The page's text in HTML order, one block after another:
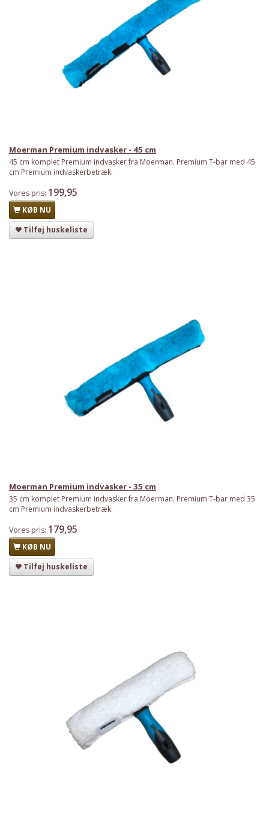
Moerman Premium indvasker - 45 cm
45 cm komplet Premium indvasker fra Moerman. Premium T-bar med 45
cm Premium indvaskerbetræk.
Vores pris: 199,95
KØB NU
Tilføj huskeliste
Moerman Premium indvasker - 35 cm
35 cm komplet Premium indvasker fra Moerman. Premium T-bar med 35
cm Premium indvaskerbetræk.
Vores pris: 179,95
KØB NU
Tilføj huskeliste
Har du det også varmt?
Priser fra kun 29,95